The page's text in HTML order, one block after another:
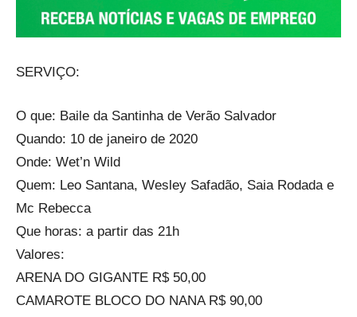
SERVIÇO:
O que: Baile da Santinha de Verão Salvador
Quando: 10 de janeiro de 2020
Onde: Wet’n Wild
Quem: Leo Santana, Wesley Safadão, Saia Rodada e
Mc Rebecca
Que horas: a partir das 21h
Valores:
ARENA DO GIGANTE R$ 50,00
CAMAROTE BLOCO DO NANA R$ 90,00